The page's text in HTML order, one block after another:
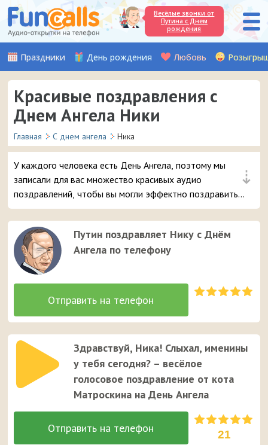
Весёлые звонки от
Путина с Днем
рождения
Праздники День рождения Любовь
Красивые поздравления с
Днем Ангела Ники
Главная С днем ангела Ника
⇣
У каждого человека есть День Ангела, поэтому мы
записали для вас множество красивых аудио
поздравлений, чтобы вы могли эффектно поздравить
вашу подругу или знакомую с именем Ника. Просто
выберите самое интересное поздравление с
именинами и отправьте его в 3 клика на мобильный
телефон адресата.
Путин поздравляет Нику с Днём
Ангела по телефону
Здравствуй, Ника! Слыхал, именины
у тебя сегодня? – весёлое
голосовое поздравление от кота
Матроскина на День Ангела
21